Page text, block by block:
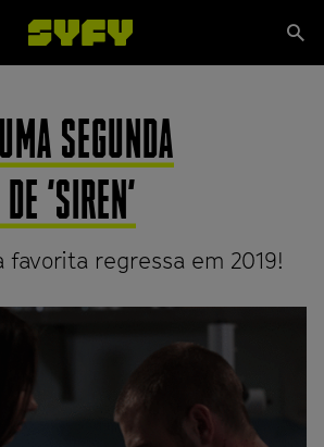
SEGUNDA
'SIREN'
favorita regressa em 2019!